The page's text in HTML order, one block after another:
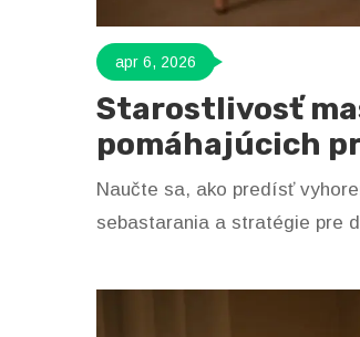
apr 6, 2026
Starostlivosť
pomáhajúcich
Naučte sa, ako predísť
sebastarania a stratégie pre